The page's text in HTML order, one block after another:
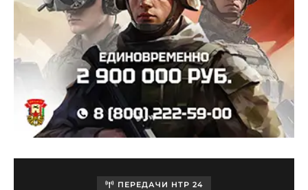
ПЕРЕДАЧИ НТР 24